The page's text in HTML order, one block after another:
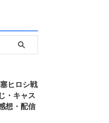
ヒロシ戦
・キャス
想・配信